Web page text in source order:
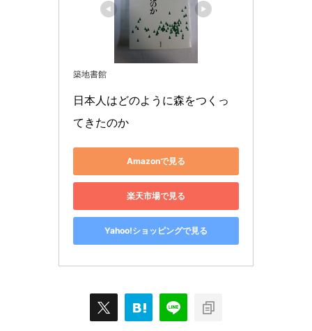
築地書館
日本人はどのように森をつくっ
てきたのか
Amazonで見る
楽天市場で見る
Yahoo!ショッピングで見る